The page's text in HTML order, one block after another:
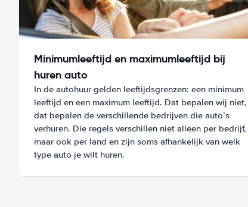
Minimumleeftijd en maximumleeftijd bij
huren auto
In de autohuur gelden leeftijdsgrenzen: een minimum
leeftijd en een maximum leeftijd. Dat bepalen wij niet,
dat bepalen de verschillende bedrijven die auto’s
verhuren. Die regels verschillen niet alleen per bedrijf,
maar ook per land en zijn soms afhankelijk van welk
type auto je wilt huren.